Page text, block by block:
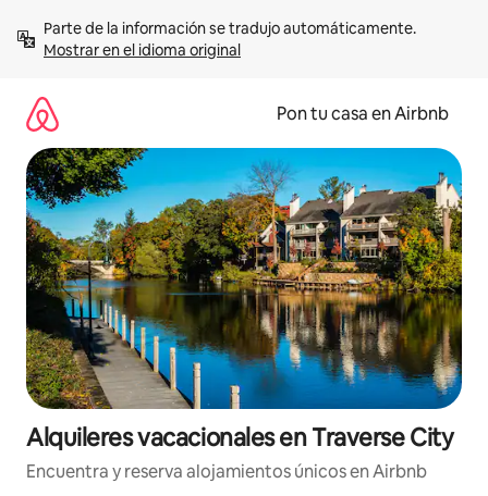
contenidoMostrar en el idioma original
Pon tu casa en Airbnb
Alquileres vacacionales en Traverse City
Encuentra y reserva alojamientos únicos en Airbnb